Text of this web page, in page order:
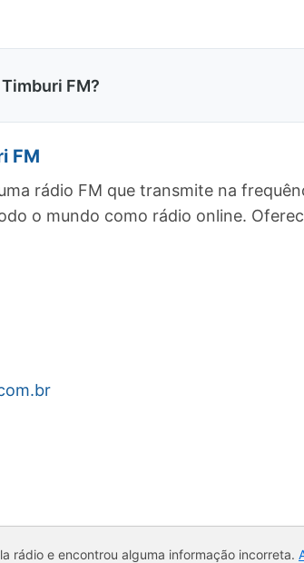
FM?
FM
rádio FM que transmite na
o mundo como rádio online.
rádio e encontrou alguma informação incorreta.